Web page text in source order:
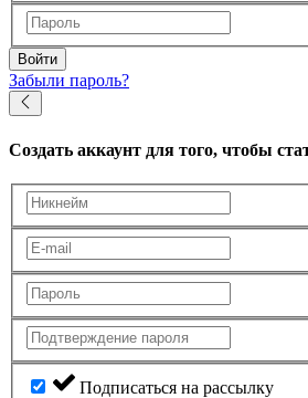
Войти
Забыли пароль?
Создать аккаунт для того, чтобы
Подписаться на рассылку